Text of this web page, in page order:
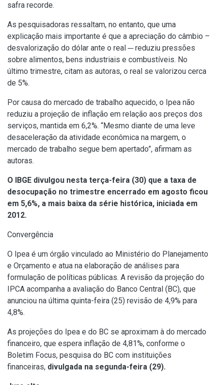
safra recorde.
As pesquisadoras ressaltam, no entanto, que uma
explicação mais importante é que a apreciação do câmbio –
desvalorização do dólar ante o real ─ reduziu pressões
sobre alimentos, bens industriais e combustíveis. No
último trimestre, citam as autoras, o real se valorizou cerca
de 5%.
Por causa do mercado de trabalho aquecido, o Ipea não
reduziu a projeção de inflação em relação aos preços dos
serviços, mantida em 6,2%. “Mesmo diante de uma leve
desaceleração da atividade econômica na margem, o
mercado de trabalho segue bem apertado”, afirmam as
autoras.
O IBGE divulgou nesta terça-feira (30) que a taxa de
desocupação no trimestre encerrado em agosto ficou
em 5,6%, a mais baixa da série histórica, iniciada em
2012.
Convergência
O Ipea é um órgão vinculado ao Ministério do Planejamento
e Orçamento e atua na elaboração de análises para
formulação de políticas públicas. A revisão da projeção do
IPCA acompanha a avaliação do Banco Central (BC), que
anunciou na última quinta-feira (25) revisão de 4,9% para
4,8%.
As projeções do Ipea e do BC se aproximam à do mercado
financeiro, que espera inflação de 4,81%, conforme o
Boletim Focus, pesquisa do BC com instituições
financeiras, divulgada na segunda-feira (29).